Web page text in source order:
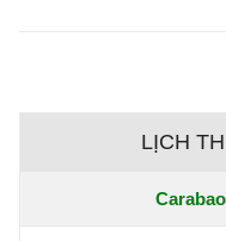
LỊCH